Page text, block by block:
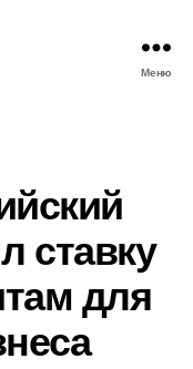
Меню
ставку
для